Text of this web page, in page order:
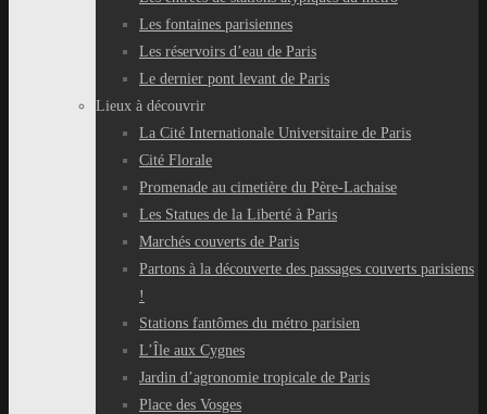
Les fontaines parisiennes
Les réservoirs d’eau de Paris
Le dernier pont levant de Paris
Lieux à découvrir
La Cité Internationale Universitaire de Paris
Cité Florale
Promenade au cimetière du Père-Lachaise
Les Statues de la Liberté à Paris
Marchés couverts de Paris
Partons à la découverte des passages couverts parisiens
!
Stations fantômes du métro parisien
L’Île aux Cygnes
Jardin d’agronomie tropicale de Paris
Place des Vosges